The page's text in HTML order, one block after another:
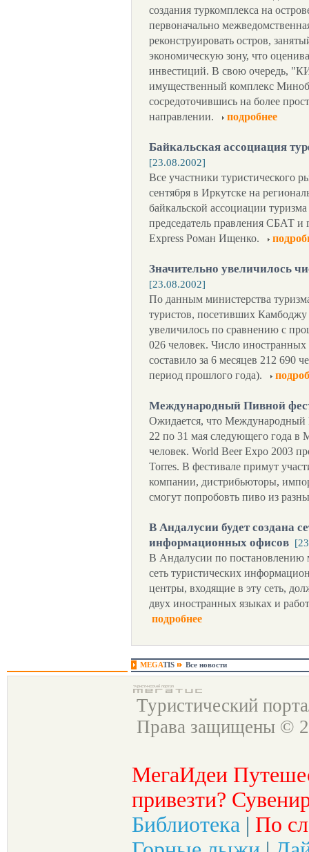
создания туркомплекса на
первоначально
реконструировать остров,
экономическую зону, что
инвестиций. В свою очередь,
имущественный комплекс
сосредоточившись на более
направлении.
подробнее
Байкальская ассоциация
[23.08.2002]
Все участники туристического
сентября в Иркутске на
байкальской ассоциации
председатель правления СБАТ и
Express Роман Ищенко.
Значительно увеличилось
[23.08.2002]
По данным министерства
туристов, посетивших Камбоджу
увеличилось по сравнению с
026 человек. Число
составило за 6 месяцев 212 690
период прошлого года).
Международный Пивной
Ожидается, что Международный
22 по 31 мая следующего года в
человек. World Beer Expo 2003
Torres. В фестивале примут
компании, дистрибьюторы,
смогут попробовть пиво из
В Андалусии будет создана
информационных офисов
В Андалусии по постановлению
сеть туристических
центры, входящие в эту сеть,
двух иностранных языках и
подробнее
MEGATIS Все новости
Туристический
Права защищены ©
МегаИдеи
привезти?
Библиотека | По